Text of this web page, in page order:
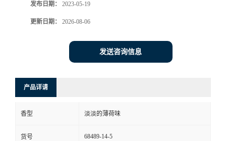
发布日期： 2023-05-19
更新日期： 2026-08-06
发送咨询信息
产品详请
香型 淡淡的薄荷味
货号 68489-14-5